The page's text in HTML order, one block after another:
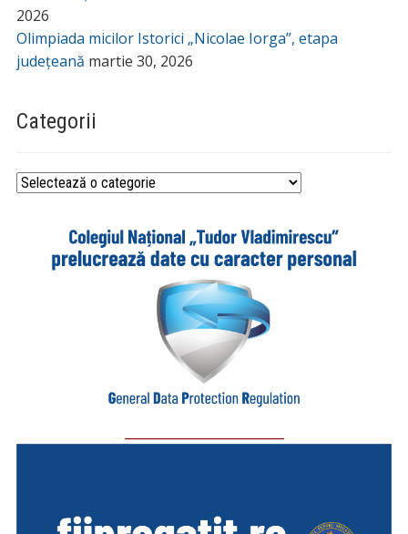
2026
Olimpiada micilor Istorici „Nicolae Iorga”, etapa
județeană martie 30, 2026
Categorii
Categorii